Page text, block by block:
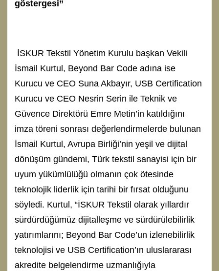
göstergesi”
İSKUR Tekstil Yönetim Kurulu başkan Vekili
İsmail Kurtul, Beyond Bar Code adına ise
Kurucu ve CEO Suna Akbayır, USB Certification
Kurucu ve CEO Nesrin Serin ile Teknik ve
Güvence Direktörü Emre Metin’in katıldığını
imza töreni sonrası değerlendirmelerde bulunan
İsmail Kurtul, Avrupa Birliği’nin yeşil ve dijital
dönüşüm gündemi, Türk tekstil sanayisi için bir
uyum yükümlülüğü olmanın çok ötesinde
teknolojik liderlik için tarihi bir fırsat olduğunu
söyledi. Kurtul, “İSKUR Tekstil olarak yıllardır
sürdürdüğümüz dijitalleşme ve sürdürülebilirlik
yatırımlarını; Beyond Bar Code’un izlenebilirlik
teknolojisi ve USB Certification’ın uluslararası
akredite belgelendirme uzmanlığıyla